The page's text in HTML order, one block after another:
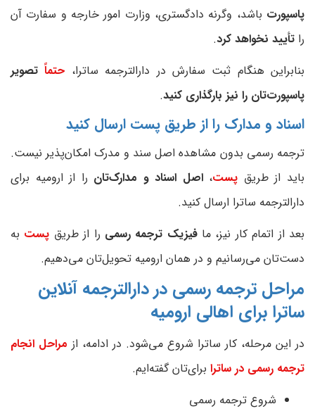
پاسپورت باشد، وگرنه دادگستری، وزارت امور خارجه و سفارت آن
را تأیید نخواهد کرد.
بنابراین هنگام ثبت سفارش در دارالترجمه ساترا، حتماً تصویر
پاسپورت‌تان را نیز بارگذاری کنید.
اسناد و مدارک را از طریق پست ارسال کنید
ترجمه رسمی بدون مشاهده اصل سند و مدرک امکان‌پذیر نیست.
باید از طریق پست،اصل اسناد و مدارک‌تان را از ارومیه برای
دارالترجمه ساترا ارسال کنید.
بعد از اتمام کار نیز، ما فیزیک ترجمه رسمی را از طریق پست به
دست‌تان می‌رسانیم و در همان ارومیه تحویل‌تان می‌دهیم.
مراحل ترجمه رسمی در دارالترجمه آنلاین
ساترا برای اهالی ارومیه
در این مرحله، کار ساترا شروع می‌شود. در ادامه، از مراحل انجام
ترجمه رسمی در ساترا برای‌تان گفته‌ایم.
شروع ترجمه رسمی